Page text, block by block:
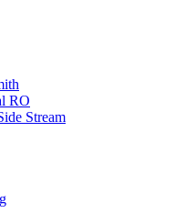
RO
Stream